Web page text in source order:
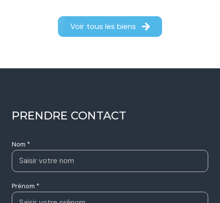
Voir tous les biens
PRENDRE CONTACT
Nom *
Prénom *